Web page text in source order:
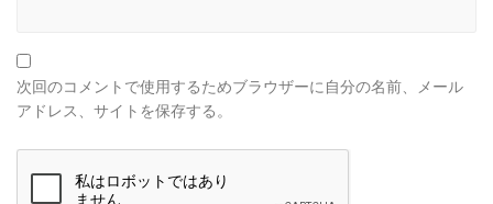
次回のコメントで使用するためブラウザーに自分の名前、メール
アドレス、サイトを保存する。